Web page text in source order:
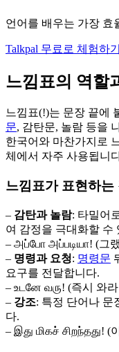
언어를 배우는 가장 효
Talkpal 무료로 체험하기
느낌표의 역할
느낌표(!)는 문장 끝에
문, 감탄문, 놀람 등을
한국어와 마찬가지로
체에서 자주 사용됩니
느낌표가 표현하는
– 감탄과 놀람: 타밀어
여 감정을 극대화할 수
– அப்போ அப்படியா! (그
– 명령과 요청: 명령문
요구를 전달합니다.
– உடனே வரு! (즉시 와
– 강조: 특정 단어나 문
다.
– இது மிகச் சிறந்தது! (